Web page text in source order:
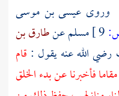
وروى عيسى بن موسى
مسلمعنطارق بن
رضي الله عنه يقول : قام
فأخبرنا عن بدء الخلق